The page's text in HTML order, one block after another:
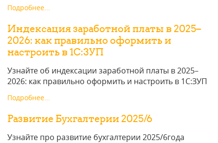
Подробнее...
Индексация заработной платы в 2025–
2026: как правильно оформить и
настроить в 1С:ЗУП
Узнайте об индексации заработной платы в 2025–
2026: как правильно оформить и настроить в 1С:ЗУП
Подробнее...
Развитие Бухгалтерии 2025/6
Узнайте про развитие бухгалтерии 2025/6года